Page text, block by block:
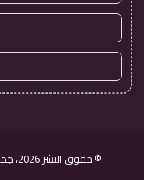
© حقوق النشر 2026، جميع الحقوق محفوظة |